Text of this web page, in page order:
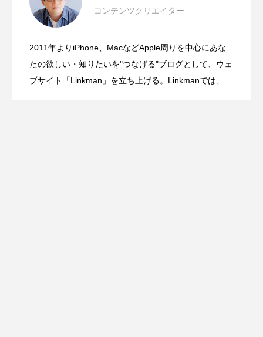
コンテンツクリエイター
2011年よりiPhone、MacなどApple周りを中心にあな
たの欲しい・知りたいを"つなげる"ブログとして、ウェ
ブサイト「Linkman」を立ち上げる。Linkmanでは、主
は？
2026.07.27
オープンキャンパスに1日限りの特別な
2026.07.09 発想の転換が面白い！紙にもiPadにも、